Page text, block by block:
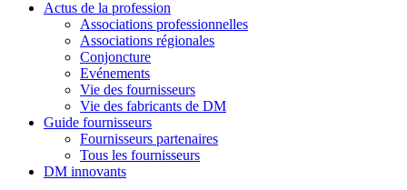
Actus de la profession
Associations professionnelles
Associations régionales
Conjoncture
Evénements
Vie des fournisseurs
Vie des fabricants de DM
Guide fournisseurs
Fournisseurs partenaires
Tous les fournisseurs
DM innovants